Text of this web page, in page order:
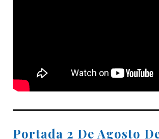
Portada 2 De Agosto